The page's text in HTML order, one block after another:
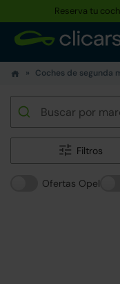
Reserva tu
Coches de segunda
Filtros
Ofertas Opel